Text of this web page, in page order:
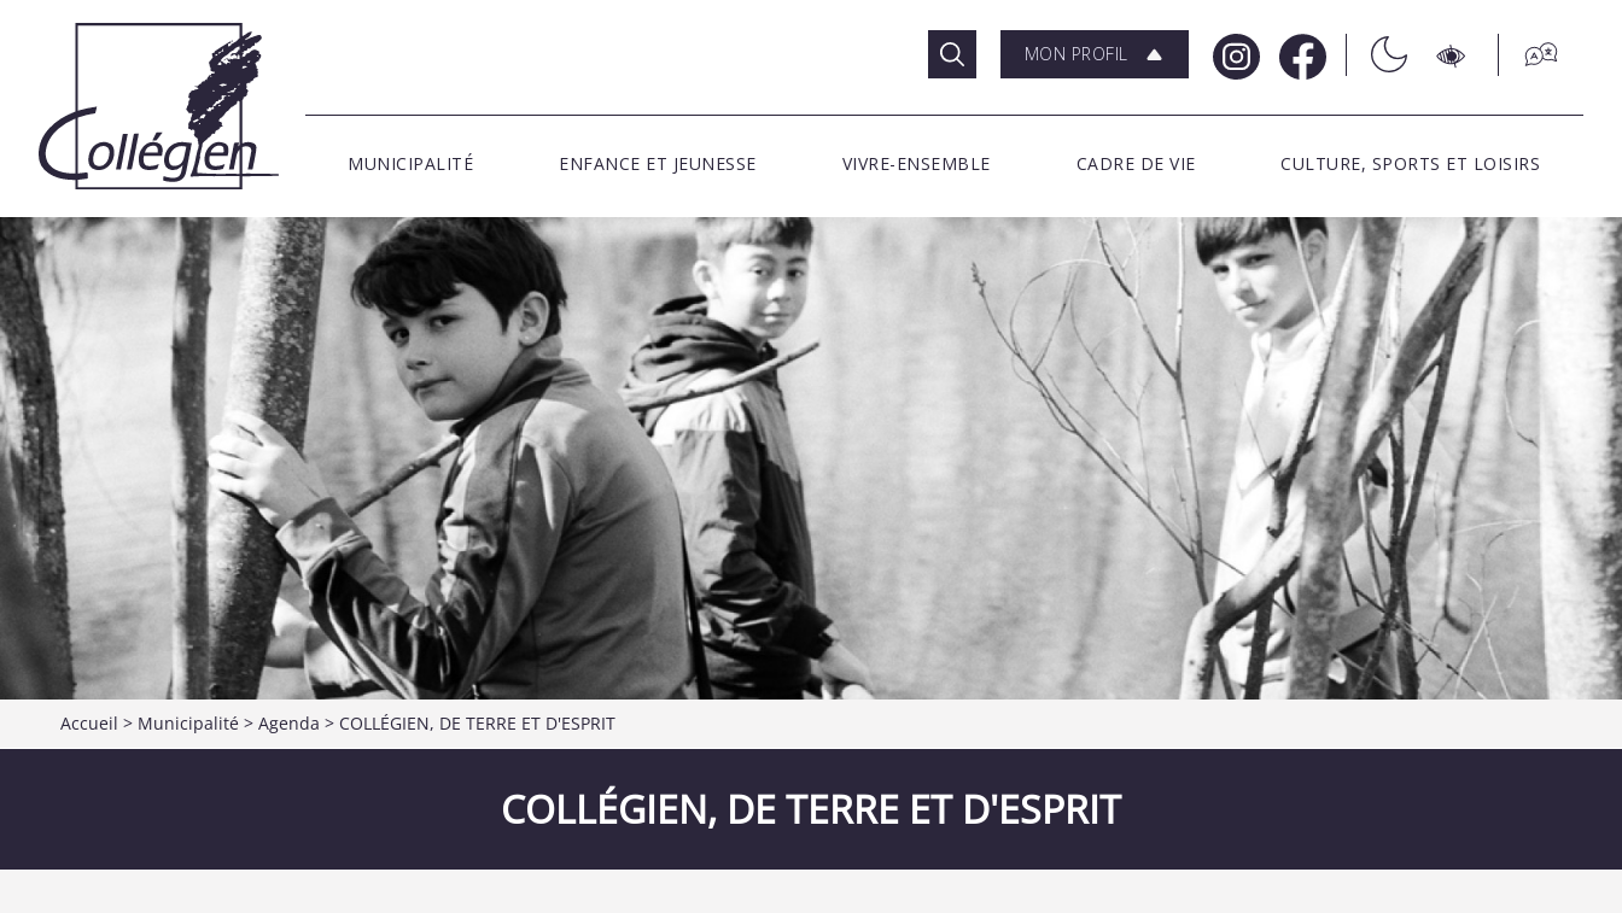
MON PROFIL
MUNICIPALITÉ ENFANCE ET JEUNESSE VIVRE-ENSEMBLE CADRE DE VIE CULTURE, SPORTS ET LOISIRS
Accueil > Municipalité > Agenda > COLLÉGIEN, DE TERRE ET D'ESPRIT
COLLÉGIEN, DE TERRE ET D'ESPRIT